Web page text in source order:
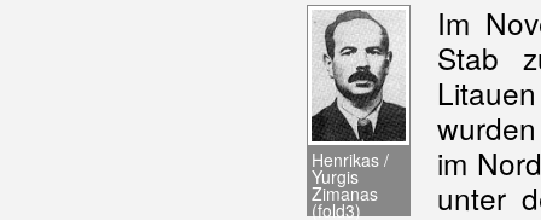
Henrikas /
Yurgis
Zimanas
(fold3)
Im
Stab
im
unter